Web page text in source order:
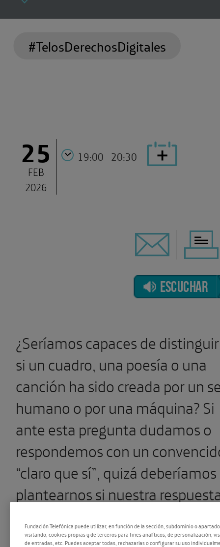
#TelosDerechosDigitales
25
FEB
2026
19:00 - 20:30
ESCUCHAR
¿Seríamos capaces de distinguir
si un cuadro, una poesía o una
canción ha sido creada por un
humano o por una máquina? Si
ante esta pregunta dudamos o
respondemos con un
“claro que sí”, quizá deberíamos
plantearnos si nuestra
de diez años. La creatividad
Fundación Telefónica puede utilizar, en función de la sección, subdominio o
visitando, cookies propias y de terceros para fines analíticos, de personalización,
de entradas, etc. Puedes aceptar todas, rechazarlas o configurar su uso